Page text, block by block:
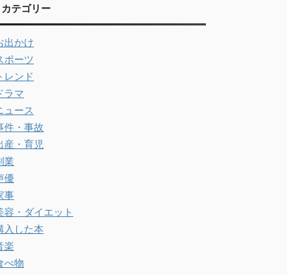
カテゴリー
出かけ
ポーツ
レンド
ラマ
ュース
件・事故
産・育児
業
優
事
容・ダイエット
入した本
楽
べ物